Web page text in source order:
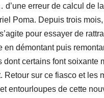
d’une erreur de calcul de
Poma. Depuis trois
pour essayer de
en démontant puis
dont certains font soixante
Retour sur ce fiasco et les
entourloupes de cette